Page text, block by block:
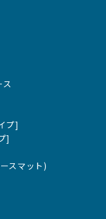
ス
プ]
]
スマット)